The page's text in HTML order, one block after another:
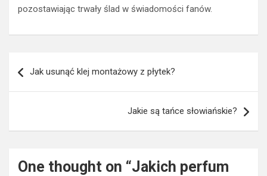
pozostawiając trwały ślad w świadomości fanów.
wpisu
Jak usunąć klej montażowy z płytek?
Jakie są tańce słowiańskie?
One thought on “Jakich perfum